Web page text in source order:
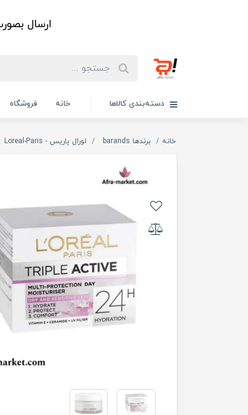
ارسال
دسته‌بندی کالاها خانه فروشگاه
خانه برندها barands لورال پاریس - Loreal-Paris